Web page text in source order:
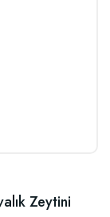
Zeytini